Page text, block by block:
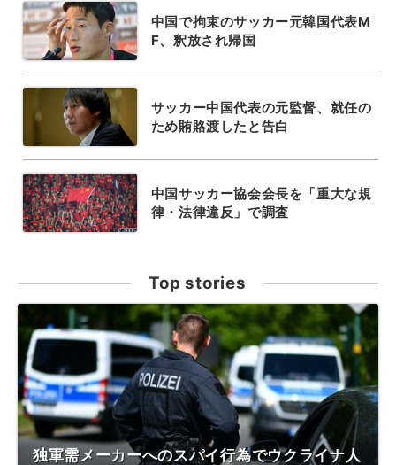
中国で拘束のサッカー元韓国代表M
F、釈放され帰国
サッカー中国代表の元監督、就任の
ため賄賂渡したと告白
中国サッカー協会会長を「重大な規
律・法律違反」で調査
Top stories
独軍需メーカーへのスパイ行為でウクライナ人